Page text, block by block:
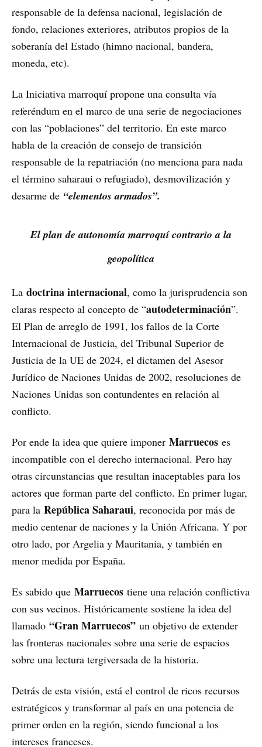
responsable de la defensa nacional, legislación de
fondo, relaciones exteriores, atributos propios de la
soberanía del Estado (himno nacional, bandera,
moneda, etc).
La Iniciativa marroquí propone una consulta vía
referéndum en el marco de una serie de negociaciones
con las “poblaciones” del territorio. En este marco
habla de la creación de consejo de transición
responsable de la repatriación (no menciona para nada
el término saharaui o refugiado), desmovilización y
desarme de “elementos armados”.
El plan de autonomía marroquí contrario a la
geopolítica
La doctrina internacional, como la jurisprudencia son
claras respecto al concepto de “autodeterminación”.
El Plan de arreglo de 1991, los fallos de la Corte
Internacional de Justicia, del Tribunal Superior de
Justicia de la UE de 2024, el dictamen del Asesor
Jurídico de Naciones Unidas de 2002, resoluciones de
Naciones Unidas son contundentes en relación al
conflicto.
Por ende la idea que quiere imponer Marruecos es
incompatible con el derecho internacional. Pero hay
otras circunstancias que resultan inaceptables para los
actores que forman parte del conflicto. En primer lugar,
para la República Saharaui, reconocida por más de
medio centenar de naciones y la Unión Africana. Y por
otro lado, por Argelia y Mauritania, y también en
menor medida por España.
Es sabido que Marruecos tiene una relación conflictiva
con sus vecinos. Históricamente sostiene la idea del
llamado “Gran Marruecos” un objetivo de extender
las fronteras nacionales sobre una serie de espacios
sobre una lectura tergiversada de la historia.
Detrás de esta visión, está el control de ricos recursos
estratégicos y transformar al país en una potencia de
primer orden en la región, siendo funcional a los
intereses franceses.